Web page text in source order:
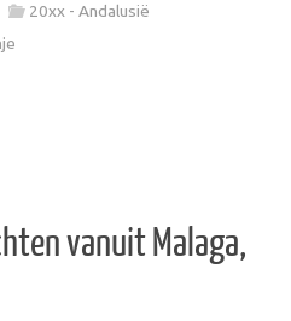
20xx - Andalusië
vanuit Malaga,